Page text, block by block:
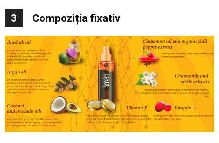
3 Compoziția fixativ